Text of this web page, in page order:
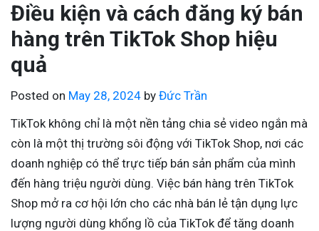
Điều kiện và cách đăng ký bán
hàng trên TikTok Shop hiệu
quả
Posted on May 28, 2024 by Đức Trần
TikTok không chỉ là một nền tảng chia sẻ video ngắn mà
còn là một thị trường sôi động với TikTok Shop, nơi các
doanh nghiệp có thể trực tiếp bán sản phẩm của mình
đến hàng triệu người dùng. Việc bán hàng trên TikTok
Shop mở ra cơ hội lớn cho các nhà bán lẻ tận dụng lực
lượng người dùng khổng lồ của TikTok để tăng doanh